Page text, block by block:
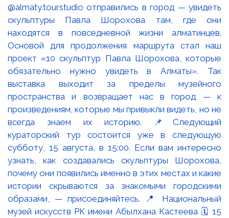
@almaty.tourstudio отправились в город — увидеть
скульптуры Павла Шорохова там, где они
находятся в повседневной жизни алматинцев.
Основой для продолжения маршрута стал наш
проект «10 скульптур Павла Шорохова, которые
обязательно нужно увидеть в Алматы». Так
выставка выходит за пределы музейного
пространства и возвращает нас в город — к
произведениям, которые мы привыкли видеть, но не
всегда знаем их историю. 📌Следующий
кураторский тур состоится уже в следующую
субботу, 15 августа, в 15:00. Если вам интересно
узнать, как создавались скульптуры Шорохова,
почему они появились именно в этих местах и какие
истории скрываются за знакомыми городскими
образами, — присоединяйтесь. 📍 Национальный
музей искусств РК имени Абылхана Кастеева 🗓 15